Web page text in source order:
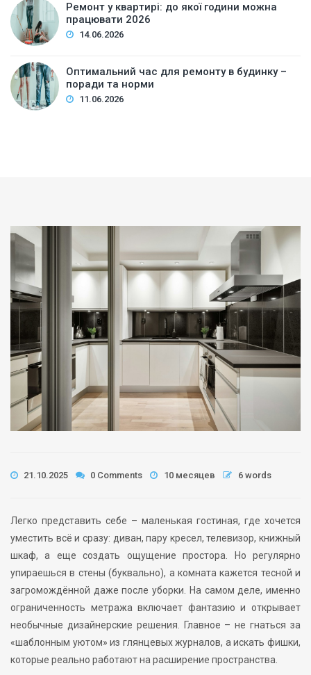
Ремонт у квартирі: до якої години можна
працювати 2026
14.06.2026
Оптимальний час для ремонту в будинку –
поради та норми
11.06.2026
21.10.2025 0 Comments 10 месяцев 6 words
Легко представить себе – маленькая гостиная, где хочется
уместить всё и сразу: диван, пару кресел, телевизор, книжный
шкаф, а еще создать ощущение простора. Но регулярно
упираешься в стены (буквально), а комната кажется тесной и
загромождённой даже после уборки. На самом деле, именно
ограниченность метража включает фантазию и открывает
необычные дизайнерские решения. Главное – не гнаться за
«шаблонным уютом» из глянцевых журналов, а искать фишки,
которые реально работают на расширение пространства.